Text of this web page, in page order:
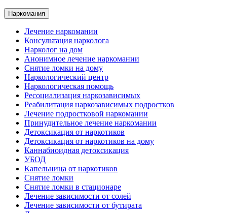
Наркомания
Лечение наркомании
Консультация нарколога
Нарколог на дом
Анонимное лечение наркомании
Снятие ломки на дому
Наркологический центр
Наркологическая помощь
Ресоциализация наркозависимых
Реабилитация наркозависимых подростков
Лечение подростковой наркомании
Принудительное лечение наркомании
Детоксикация от наркотиков
Детоксикация от наркотиков на дому
Каннабиоидная детоксикация
УБОД
Капельница от наркотиков
Снятие ломки
Снятие ломки в стационаре
Лечение зависимости от солей
Лечение зависимости от бутирата